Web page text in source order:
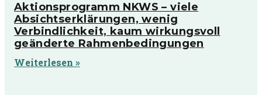
Aktionsprogramm NKWS – viele
Absichtserklärungen, wenig
Verbindlichkeit, kaum wirkungsvoll
geänderte Rahmenbedingungen
Weiterlesen »